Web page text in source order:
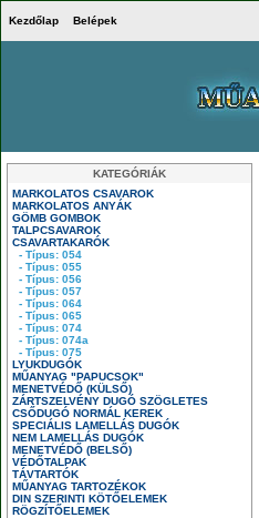
Kezdőlap Belépek
KATEGÓRIÁK
MARKOLATOS CSAVAROK
MARKOLATOS ANYÁK
GÖMB GOMBOK
TALPCSAVAROK
CSAVARTAKARÓK
- Típus: 054
- Típus: 055
- Típus: 056
- Típus: 057
- Típus: 064
- Típus: 065
- Típus: 074
- Típus: 074a
- Típus: 075
LYUKDUGÓK
MŰANYAG "PAPUCSOK"
MENETVÉDŐ (KÜLSŐ)
ZÁRTSZELVÉNY DUGÓ SZÖGLETES
CSŐDUGÓ NORMÁL KEREK
SPECIÁLIS LAMELLÁS DUGÓK
NEM LAMELLÁS DUGÓK
MENETVÉDŐ (BELSŐ)
VÉDŐTALPAK
TÁVTARTÓK
MŰANYAG TARTOZÉKOK
DIN SZERINTI KÖTŐELEMEK
RÖGZÍTŐELEMEK